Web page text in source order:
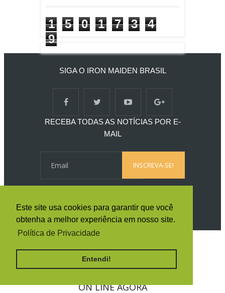
Este site usa cookies para garantir que você
obtenha a melhor experiência em nosso site.
Política de Privacidade
Entendi!
1 5 0 1 7 3
4
9
SIGA O IRON MAIDEN BRASIL
RECEBA TODAS AS NOTÍCIAS POR E-
MAIL
ON LINE AGORA